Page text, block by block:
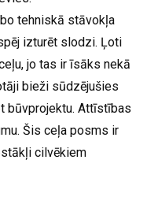
tehniskā stāvokļa
izturēt slodzi. Ļoti
jo tas ir īsāks nekā
bieži sūdzējušies
būvprojektu. Attīstības
Šis ceļa posms ir
cilvēkiem